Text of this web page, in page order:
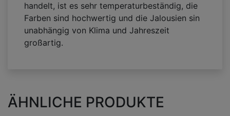
handelt, ist es sehr temperaturbeständig, die
Farben sind hochwertig und die Jalousien sin
unabhängig von Klima und Jahreszeit
großartig.
ÄHNLICHE PRODUKTE